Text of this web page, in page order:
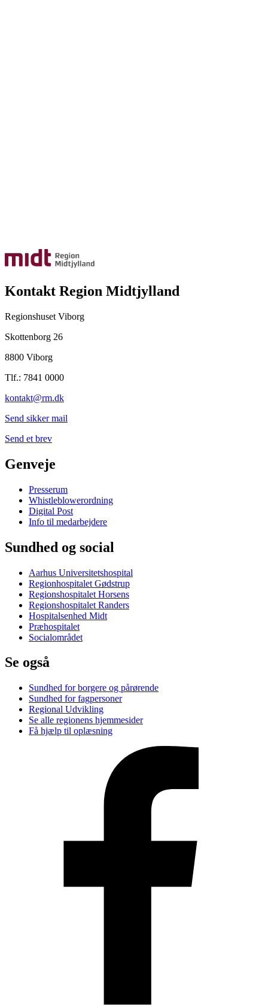
Kontakt Region Midtjylland
Regionshuset Viborg
Skottenborg 26
8800 Viborg
Tlf.: 7841 0000
kontakt@rm.dk
Send sikker mail
Send et brev
Genveje
Presserum
Whistleblowerordning
Digital Post
Info til medarbejdere
Sundhed og social
Aarhus Universitetshospital
Regionhospitalet Gødstrup
Regionshospitalet Horsens
Regionshospitalet Randers
Hospitalsenhed Midt
Præhospitalet
Socialområdet
Se også
Sundhed for borgere og pårørende
Sundhed for fagpersoner
Regional Udvikling
Se alle regionens hjemmesider
Få hjælp til oplæsning